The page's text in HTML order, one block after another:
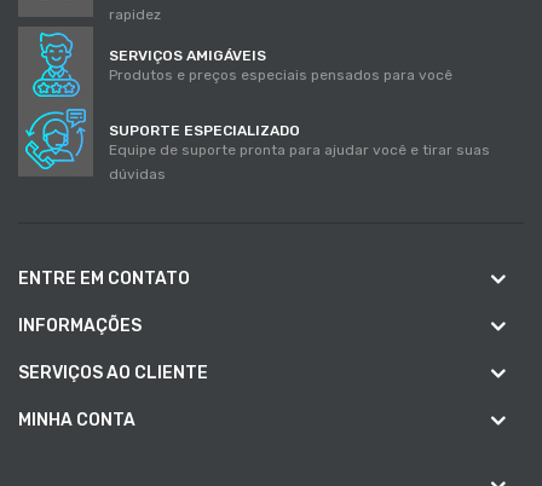
rapidez
SERVIÇOS AMIGÁVEIS
Produtos e preços especiais pensados para você
SUPORTE ESPECIALIZADO
Equipe de suporte pronta para ajudar você e tirar suas
dúvidas
ENTRE EM CONTATO
INFORMAÇÕES
SERVIÇOS AO CLIENTE
MINHA CONTA